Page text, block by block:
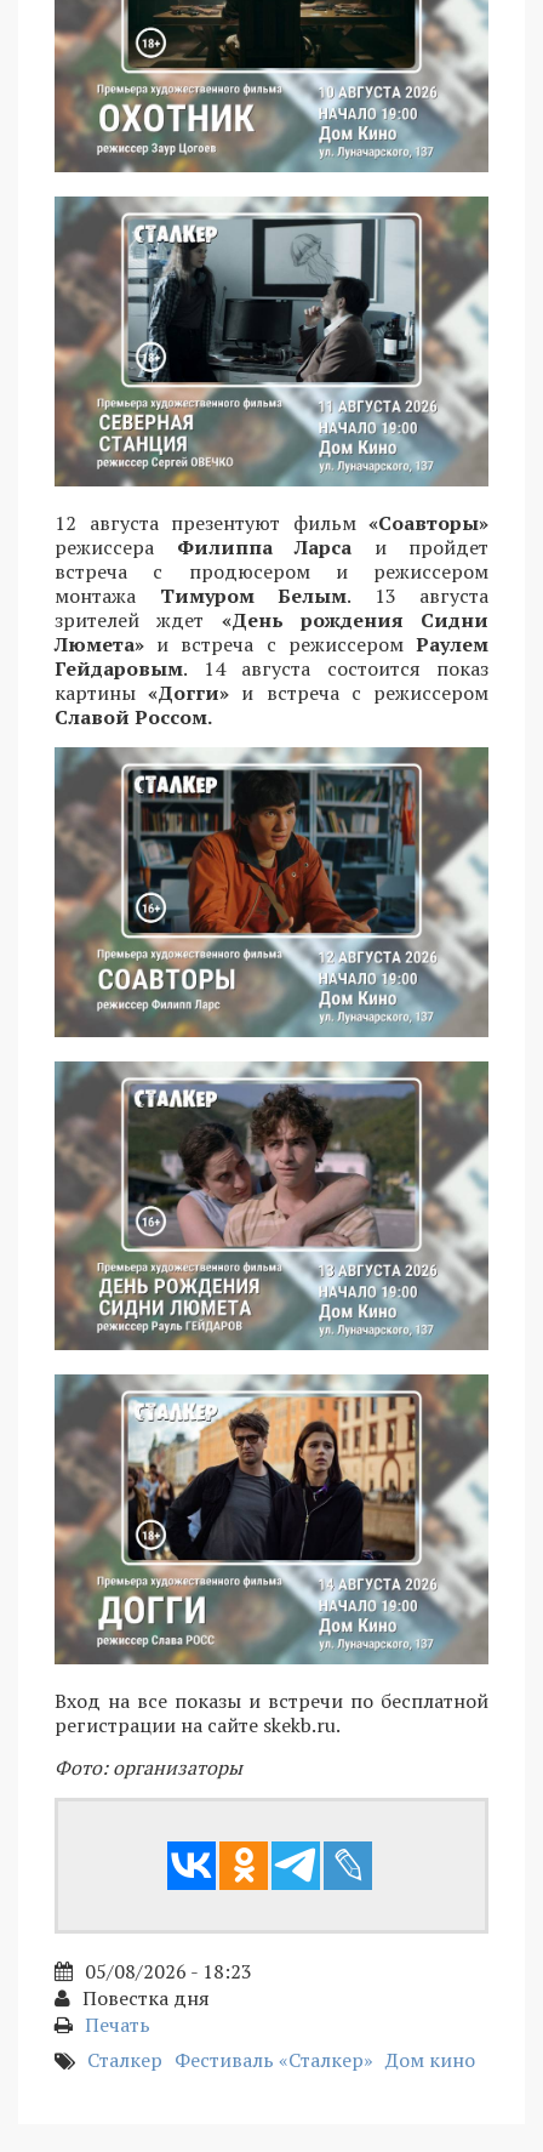
12 августа презентуют фильм «Соавторы»
режиссера Филиппа Ларса и пройдет
встреча с продюсером и режиссером
монтажа Тимуром Белым. 13 августа
зрителей ждет «День рождения Сидни
Люмета» и встреча с режиссером Раулем
Гейдаровым. 14 августа состоится показ
картины«Догги» и встреча с режиссером
Славой Россом.
Вход на все показы и встречи по бесплатной
регистрации на сайте skekb.ru.
Фото: организаторы
05/08/2026 - 18:23
Повестка дня
Печать
Сталкер Фестиваль «Сталкер» Дом кино